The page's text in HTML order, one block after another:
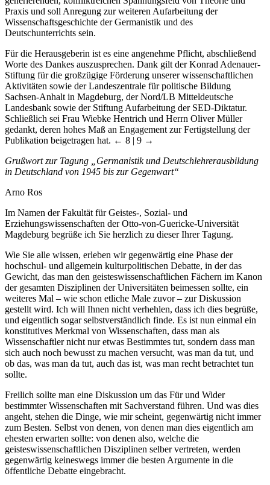
Praxis und soll Anregung zur weiteren Aufarbeitung der
Wissenschaftsgeschichte der Germanistik und des
Deutschunterrichts sein.
Für die Herausgeberin ist es eine angenehme Pflicht, abschließend
Worte des Dankes auszusprechen. Dank gilt der Konrad Adenauer-
Stiftung für die großzügige Förderung unserer wissenschaftlichen
Aktivitäten sowie der Landeszentrale für politische Bildung
Sachsen-Anhalt in Magdeburg, der Nord/LB Mitteldeutsche
Landesbank sowie der Stiftung Aufarbeitung der SED-Diktatur.
Schließlich sei Frau Wiebke Hentrich und Herrn Oliver Müller
gedankt, deren hohes Maß an Engagement zur Fertigstellung der
Publikation beigetragen hat. ← 8 | 9 →
Grußwort zur Tagung „Germanistik und Deutschlehrerausbildung
in Deutschland von 1945 bis zur Gegenwart“
Arno Ros
Im Namen der Fakultät für Geistes-, Sozial- und
Erziehungswissenschaften der Otto-von-Guericke-Universität
Magdeburg begrüße ich Sie herzlich zu dieser Ihrer Tagung.
Wie Sie alle wissen, erleben wir gegenwärtig eine Phase der
hochschul- und allgemein kulturpolitischen Debatte, in der das
Gewicht, das man den geisteswissenschaftlichen Fächern im Kanon
der gesamten Disziplinen der Universitäten beimessen sollte, ein
weiteres Mal – wie schon etliche Male zuvor – zur Diskussion
gestellt wird. Ich will Ihnen nicht verhehlen, dass ich dies begrüße,
und eigentlich sogar selbstverständlich finde. Es ist nun einmal ein
konstitutives Merkmal von Wissenschaften, dass man als
Wissenschaftler nicht nur etwas Bestimmtes tut, sondern dass man
sich auch noch bewusst zu machen versucht, was man da tut, und
ob das, was man da tut, auch das ist, was man recht betrachtet tun
sollte.
Freilich sollte man eine Diskussion um das Für und Wider
bestimmter Wissenschaften mit Sachverstand führen. Und was dies
angeht, stehen die Dinge, wie mir scheint, gegenwärtig nicht immer
zum Besten. Selbst von denen, von denen man dies eigentlich am
ehesten erwarten sollte: von denen also, welche die
geisteswissenschaftlichen Disziplinen selber vertreten, werden
gegenwärtig keineswegs immer die besten Argumente in die
öffentliche Debatte eingebracht.